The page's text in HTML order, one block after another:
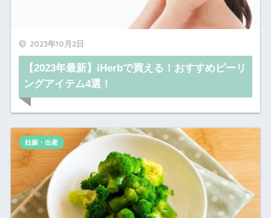
2023年10月2日
【2023年最新】iHerbで買える！おすすめピーリ
ングアイテム4選！
妊娠・出産